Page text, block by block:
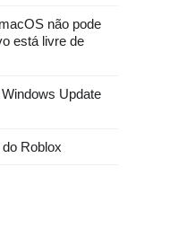
não pode
está livre de
Update
Roblox